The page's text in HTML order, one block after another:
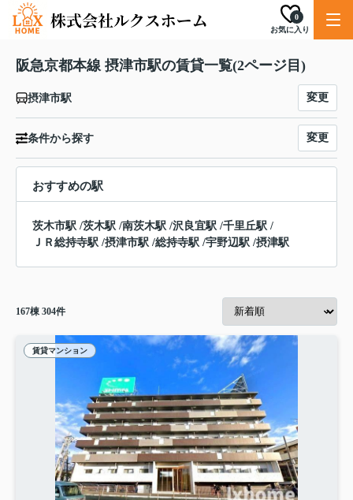
お気に入り
0
阪急京都本線 摂津市駅の賃貸一覧(2ページ目)
摂津市駅 変更
条件から探す 変更
おすすめの駅
茨木市駅 /茨木駅 /南茨木駅 /沢良宜駅 /千里丘駅 /
ＪＲ総持寺駅 /摂津市駅 /総持寺駅 /宇野辺駅 /摂津駅
167棟 304件
賃貸マンション